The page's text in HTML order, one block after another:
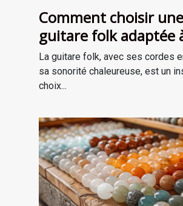
Comment choisir une
guitare folk adaptée
besoins
La guitare folk, avec ses cordes
sa sonorité chaleureuse, est un
choix...